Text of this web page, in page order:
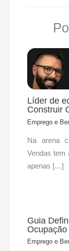
Líder de
Construir
Emprego e
Na arena
Vendas tem
apenas […]
Guia
Emprego e